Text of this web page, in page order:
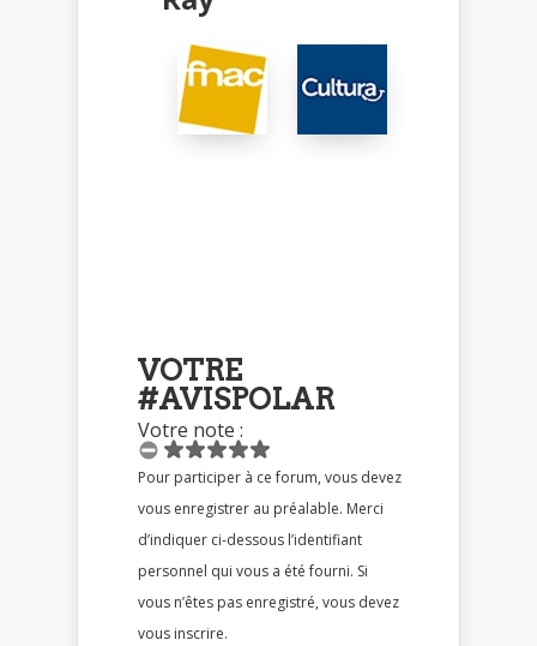
VOTRE
#AVISPOLAR
Votre note :
Pour participer à ce forum, vous devez
vous enregistrer au préalable. Merci
d’indiquer ci-dessous l’identifiant
personnel qui vous a été fourni. Si
vous n’êtes pas enregistré, vous devez
vous inscrire.